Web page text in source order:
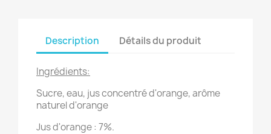
Description Détails du produit
Ingrédients:
Sucre, eau, jus concentré d'orange, arôme
naturel d'orange
Jus d'orange : 7%.